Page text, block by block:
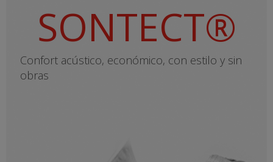
SONTECT®
Confort acústico, económico, con estilo y sin
obras